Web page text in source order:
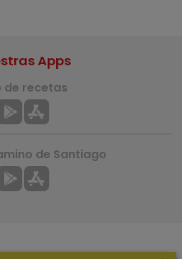
Apps
de recetas
de Santiago